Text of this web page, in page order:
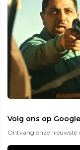
Volg ons op Google
Ontvang onze nieuwste